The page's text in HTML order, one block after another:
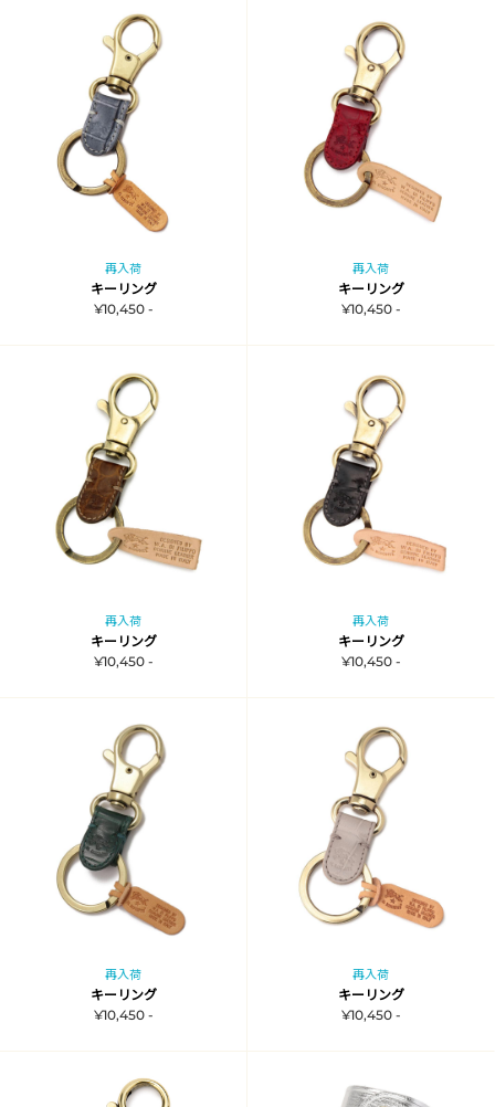
再入荷
キーリング
¥10,450 -
再入荷
キーリング
¥10,450 -
再入荷
キーリング
¥10,450 -
再入荷
キーリング
¥10,450 -
再入荷
キーリング
¥10,450 -
再入荷
キーリング
¥10,450 -